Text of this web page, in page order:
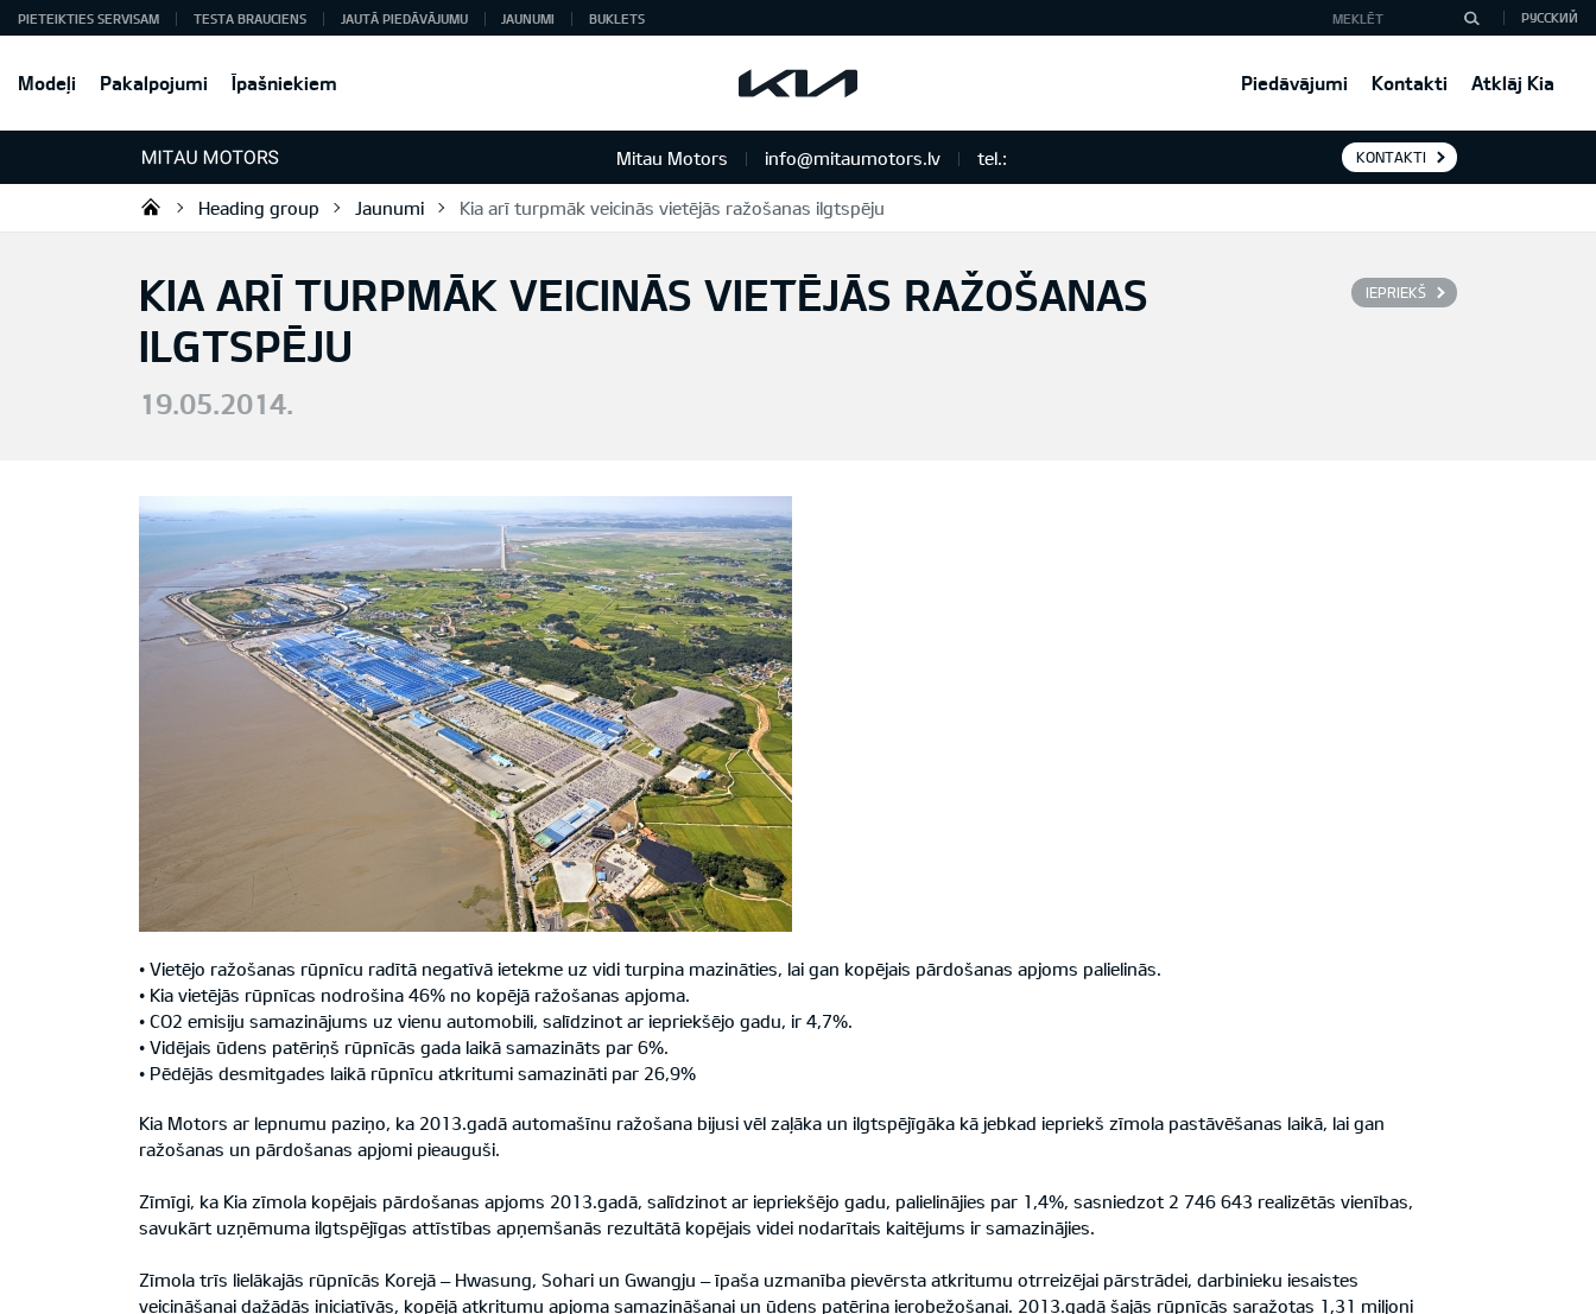
Modeļi Pakalpojumi Īpašniekiem Piedāvājumi Kontakti Atklāj Kia
PIETEIKTIES SERVISAM TESTA BRAUCIENS JAUTĀ PIEDĀVĀJUMU JAUNUMI BUKLETS РУССКИЙ
Mitau Motors info@mitaumotors.lv tel.: KONTAKTI
Mitau Motors
Heading group Jaunumi Kia arī turpmāk veicinās vietējās ražošanas ilgtspēju
IEPRIEKŠ
KIA ARĪ TURPMĀK VEICINĀS VIETĒJĀS RAŽOŠANAS
ILGTSPĒJU
19.05.2014.
• Vietējo ražošanas rūpnīcu radītā negatīvā ietekme uz vidi turpina mazināties, lai gan kopējais pārdošanas apjoms palielinās.
• Kia vietējās rūpnīcas nodrošina 46% no kopējā ražošanas apjoma.
• CO2 emisiju samazinājums uz vienu automobili, salīdzinot ar iepriekšējo gadu, ir 4,7%.
• Vidējais ūdens patēriņš rūpnīcās gada laikā samazināts par 6%.
• Pēdējās desmitgades laikā rūpnīcu atkritumi samazināti par 26,9%
Kia Motors ar lepnumu paziņo, ka 2013.gadā automašīnu ražošana bijusi vēl zaļāka un ilgtspējīgāka kā jebkad iepriekš zīmola pastāvēšanas laikā, lai gan
ražošanas un pārdošanas apjomi pieauguši.
Zīmīgi, ka Kia zīmola kopējais pārdošanas apjoms 2013.gadā, salīdzinot ar iepriekšējo gadu, palielinājies par 1,4%, sasniedzot 2 746 643 realizētās vienības,
savukārt uzņēmuma ilgtspējīgas attīstības apņemšanās rezultātā kopējais videi nodarītais kaitējums ir samazinājies.
Zīmola trīs lielākajās rūpnīcās Korejā – Hwasung, Sohari un Gwangju – īpaša uzmanība pievērsta atkritumu otrreizējai pārstrādei, darbinieku iesaistes
veicināšanai dažādās iniciatīvās, kopējā atkritumu apjoma samazināšanai un ūdens patēriņa ierobežošanai. 2013.gadā šajās rūpnīcās saražotas 1,31 miljoni